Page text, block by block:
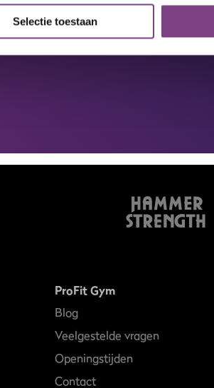
Selectie toestaan
ProFit Gym
Blog
Veelgestelde vragen
Openingstijden
Contact